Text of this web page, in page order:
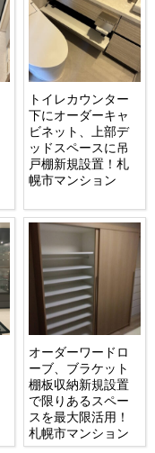
トイレカウンター
下にオーダーキャ
ビネット、上部デ
ッドスペースに吊
戸棚新規設置！札
幌市マンション
オーダーワードロ
ーブ、ブラケット
棚板収納新規設置
で限りあるスペー
スを最大限活用！
札幌市マンション